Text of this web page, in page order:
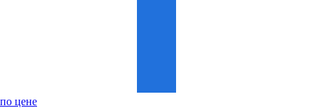
по цене